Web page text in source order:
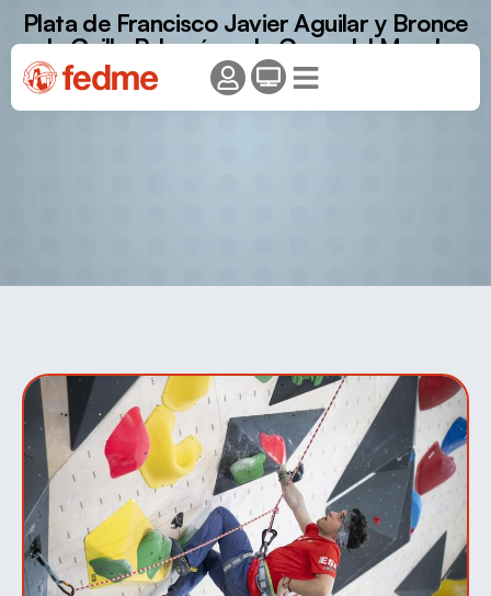
Plata de Francisco Javier Aguilar y Bronce
de Guille Pelegrín en la Copa del Mundo
de Paraescalada en Salt Lake City.